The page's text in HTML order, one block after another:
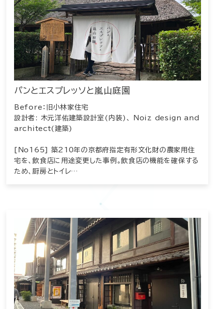
パンとエスプレッソと嵐山庭園
Before：旧小林家住宅
設計者: 木元洋佑建築設計室(内装)、 Noiz design and
architect(建築)
[No165] 築210年の京都府指定有形文化財の農家用住
宅を、飲食店に用途変更した事例。飲食店の機能を確保する
ため、厨房とトイレ…